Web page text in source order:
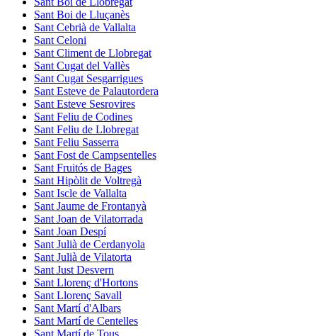
Sant Boi de Lluçanès
Sant Cebrià de Vallalta
Sant Celoni
Sant Climent de Llobregat
Sant Cugat del Vallès
Sant Cugat Sesgarrigues
Sant Esteve de Palautordera
Sant Esteve Sesrovires
Sant Feliu de Codines
Sant Feliu de Llobregat
Sant Feliu Sasserra
Sant Fost de Campsentelles
Sant Fruitós de Bages
Sant Hipòlit de Voltregà
Sant Iscle de Vallalta
Sant Jaume de Frontanyà
Sant Joan de Vilatorrada
Sant Joan Despí
Sant Julià de Cerdanyola
Sant Julià de Vilatorta
Sant Just Desvern
Sant Llorenç d'Hortons
Sant Llorenç Savall
Sant Martí d'Albars
Sant Martí de Centelles
Sant Martí de Tous